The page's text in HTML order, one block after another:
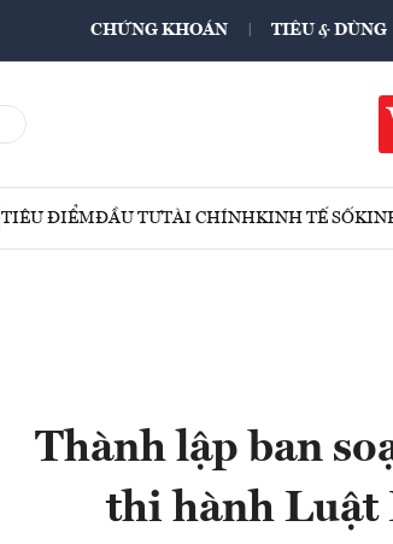
CHỨNG KHOÁN TIÊU & DÙNG
TIÊU ĐIỂMĐẦU TƯTÀI CHÍNHKINH TẾ SỐ
Thành lập ban
thi hành Luật